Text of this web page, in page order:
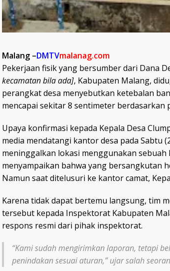
Malang –DMTVmalanag.com
Pekerjaan fisik yang bersumber dari Dana
kecamatan bila ada], Kabupaten Malang,
perangkat desa menyebutkan ketebalan
mencapai sekitar 8 sentimeter berdasarkan
Upaya konfirmasi kepada Kepala Desa
media mendatangi kantor desa pada Sabtu
meninggalkan lokasi menggunakan
menyampaikan bahwa yang bersangkutan
Namun saat ditelusuri ke kantor camat,
Karena tidak dapat bertemu langsung, tim
tersebut kepada Inspektorat Kabupaten
respons resmi dari pihak inspektorat.
“Kami sudah mengirimkan laporan, tetapi
penindakan sesuai aturan,” ujar salah